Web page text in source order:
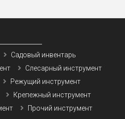
Садовый инвентарь
Слесарный инструмент
Режущий инструмент
Крепежный инструмент
Прочий инструмент